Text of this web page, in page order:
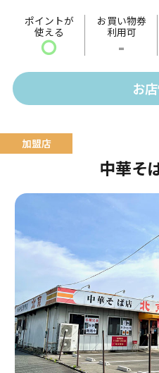
味噌返しは「岡山備前味
ドし魚醤・酒粕出汁で
塩返しは「備前鷹取醤油
帆立、あさり・牡蠣出
ポイントが
使える
〇
お買い物券
利用可
-
お
中華そ